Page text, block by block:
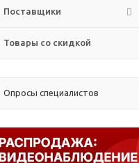
Поставщики
Товары со скидкой
Опросы специалистов